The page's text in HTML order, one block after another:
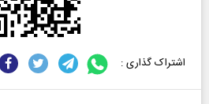
اشتراک گذاری :